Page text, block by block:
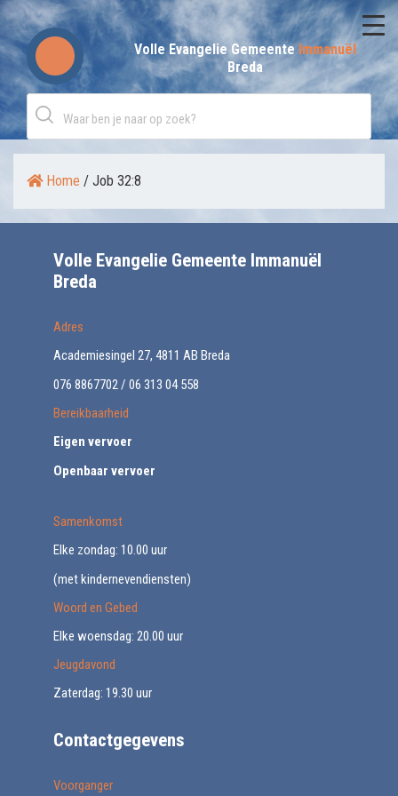
Skip
to
content
Volle Evangelie GemeenteImmanuël
Breda
Home / Job 32:8
Volle Evangelie Gemeente Immanuël
Breda
Adres
Academiesingel 27, 4811 AB Breda
076 8867702 / 06 313 04 558
Bereikbaarheid
Eigen vervoer
Openbaar vervoer
Samenkomst
Elke zondag: 10.00 uur
(met kindernevendiensten)
Woord en Gebed
Elke woensdag: 20.00 uur
Jeugdavond
Zaterdag: 19.30 uur
Contactgegevens
Voorganger